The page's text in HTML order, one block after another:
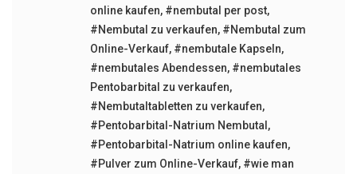
online kaufen, #nembutal per post,
#Nembutal zu verkaufen, #Nembutal zum
Online-Verkauf, #nembutale Kapseln,
#nembutales Abendessen, #nembutales
Pentobarbital zu verkaufen,
#Nembutaltabletten zu verkaufen,
#Pentobarbital-Natrium Nembutal ,
#Pentobarbital-Natrium online kaufen,
#Pulver zum Online-Verkauf, #wie man